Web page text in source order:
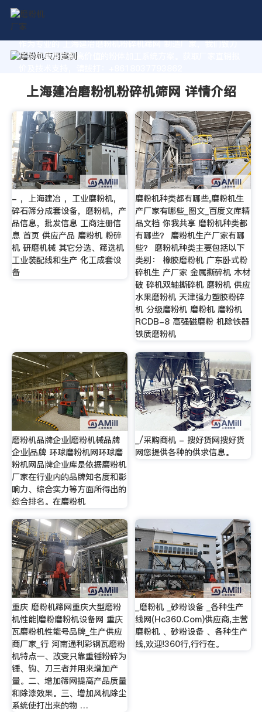
作为专业的 上海建冶磨粉机粉碎机筛网 制造厂家，我们致力
于为您量身定制高价值的粉体加工系统方案。获取厂家直销报
上海建冶磨粉机粉碎机筛网 详情介绍
- ，上海建冶 ，工业磨粉机，
碎石筛分成套设备，磨粉机，产
品信息，批发信息 工商注册信
息 首页 供应产品 磨粉机 粉碎
机 研磨机械 其它分选、筛选机
工业装配线和生产 化工成套设
备
磨粉机种类都有哪些,磨粉机生
产厂家有哪些_图文_百度文库精
品文档 你我共享 磨粉机种类都
有哪些？ 磨粉机生产厂家有哪
些？ 磨粉机种类主要包括以下
类别： 橡胶磨粉机 广东卧式粉
碎机生 产厂家 金属撕碎机 木材
破 碎机双轴撕碎机 磨粉机 供应
水果磨粉机 天津强力塑胶粉碎
机 分级磨粉机 磨粉机 磨粉机
RCDB-8 高强磁磨粉 机除铁器
铁质磨粉机
磨粉机品牌企业|磨粉机械品牌
企业|品牌 环球磨粉机网环球磨
粉机网品牌企业库是依据磨粉机
厂家在行业内的品牌知名度和影
响力、综合实力等方面所得出的
综合排名。在磨粉机
_/采购商机 - 搜好货网搜好货
网您提供各种的供求信息。
重庆 磨粉机筛网重庆大型磨粉
机性能|磨粉磨粉机设备网 重庆
瓦磨粉机性能号品牌_生产供应
商厂家_行 河南通利彩钢瓦磨粉
机特点一、改变只靠重锤粉碎为
锤、钩、刀三者并用来增加产
量。二、增加筛网提高产品质量
和除漆效果。三、增加风机除尘
系统使打出来的物 …
_磨粉机 _砂粉设备 _各种生产
线网(Hc360.Com)供应商,主营
磨粉机 、砂粉设备 、各种生产
线,欢迎!360行,行行在。